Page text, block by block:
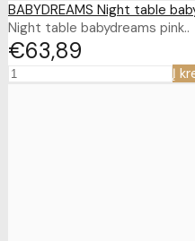
BABYDREAMS Night table
Night table babydreams pink..
€63 89
Į